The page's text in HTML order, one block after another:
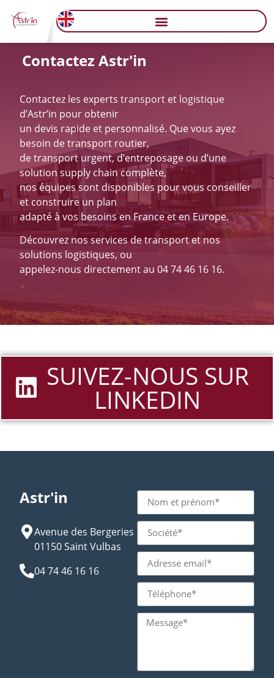
Contactez Astr'in
Contactez les experts transport et logistique
d’Astr’in pour obtenir
un devis rapide et personnalisé. Que vous ayez
besoin de transport routier,
de transport urgent, d’entreposage ou d’une
solution supply chain complète,
nos équipes sont disponibles pour vous conseiller
et construire un plan
adapté à vos besoins en France et en Europe.
Découvrez nos services de transport et nos
solutions logistiques, ou
appelez-nous directement au 04 74 46 16 16.
SUIVEZ-NOUS SUR
LINKEDIN
Astr'in
Avenue des Bergeries
01150 Saint Vulbas
04 74 46 16 16